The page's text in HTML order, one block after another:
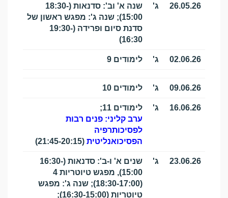
26.05.26 ג'
שנה א' וב': סדנאות (18:30-
15:00); שנה ג': מפגש ראשון של
סדנת סיום ופרידה (19:30-
16:30)
02.06.26 ג' לימודים 9
09.06.26 ג' לימודים 10
16.06.26 ג'
לימודים 11;
ערב קליני: פנים רבות
לפסיכותרפיה
הפסיכואנליטית (21:45-20:15)
23.06.26 ג'
שנים א' ו-ב': סדנאות (16:30-
15:00), מפגש טיוטריות 4
(18:30-17:00); שנה ג': מפגש
טיוטריות (16:30-15:00);